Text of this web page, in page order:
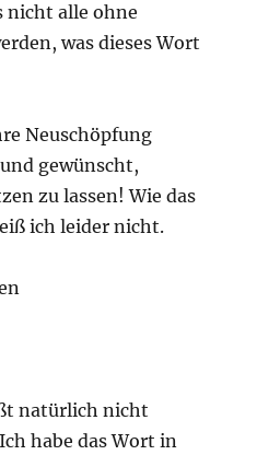
nicht alle ohne
was dieses Wort
Neuschöpfung
gewünscht,
zu lassen! Wie das
ich leider nicht.
natürlich nicht
habe das Wort in